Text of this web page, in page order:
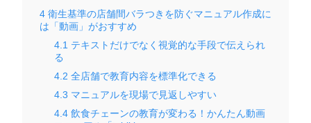
4 衛生基準の店舗間バラつきを防ぐマニュアル作成に
は「動画」がおすすめ
4.1 テキストだけでなく視覚的な手段で伝えられ
る
4.2 全店舗で教育内容を標準化できる
4.3 マニュアルを現場で見返しやすい
4.4 飲食チェーンの教育が変わる！かんたん動画